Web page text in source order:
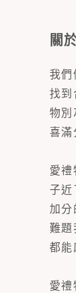
關
我們
找到
物別
喜滿
愛禮
子近
加分
難題
都能
愛禮